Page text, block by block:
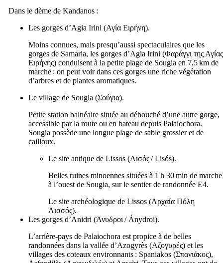
Dans le dème de Kandanos :
Les gorges d’Agia Irini (Αγία Ειρήνη).
Moins connues, mais presqu’aussi spectaculaires que les
gorges de Samaria, les gorges d’Agia Irini (Φαράγγι της Αγίας
Ειρήνης) conduisent à la petite plage de Sougia en 7,5 km de
marche ; on peut voir dans ces gorges une riche végétation
d’arbres et de plantes aromatiques.
Le village de Sougia (Σούγια).
Petite station balnéaire située au débouché d’une autre gorge,
accessible par la route ou en bateau depuis Palaiochora.
Sougia possède une longue plage de sable grossier et de
cailloux.
Le site antique de Lissos (Λισός/Lisós).
Belles ruines minoennes situées à 1 h 30 min de marche
à l’ouest de Sougia, sur le sentier de randonnée E4.
Le site archéologique de Lissos (Αρχαία Πόλη
Λισσός).
Les gorges d’Anidri (Άνυδροι / Ánydroi).
L’arrière-pays de Palaiochora est propice à de belles
randonnées dans la vallée d’Azogyrès (Αζογυρές) et les
villages des coteaux environnants : Spaniakos (Σπανιάκος),